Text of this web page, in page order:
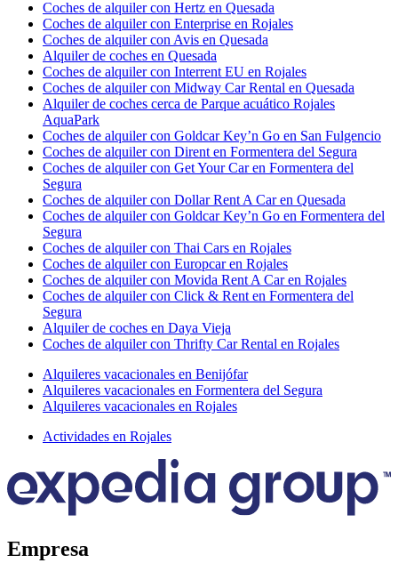
Coches de alquiler con Hertz en Quesada
Coches de alquiler con Enterprise en Rojales
Coches de alquiler con Avis en Quesada
Alquiler de coches en Quesada
Coches de alquiler con Interrent EU en Rojales
Coches de alquiler con Midway Car Rental en Quesada
Alquiler de coches cerca de Parque acuático Rojales
AquaPark
Coches de alquiler con Goldcar Key’n Go en San Fulgencio
Coches de alquiler con Dirent en Formentera del Segura
Coches de alquiler con Get Your Car en Formentera del
Segura
Coches de alquiler con Dollar Rent A Car en Quesada
Coches de alquiler con Goldcar Key’n Go en Formentera del
Segura
Coches de alquiler con Thai Cars en Rojales
Coches de alquiler con Europcar en Rojales
Coches de alquiler con Movida Rent A Car en Rojales
Coches de alquiler con Click & Rent en Formentera del
Segura
Alquiler de coches en Daya Vieja
Coches de alquiler con Thrifty Car Rental en Rojales
Alquileres vacacionales en Benijófar
Alquileres vacacionales en Formentera del Segura
Alquileres vacacionales en Rojales
Actividades en Rojales
Empresa